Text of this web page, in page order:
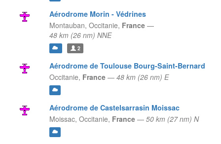
Aérodrome Morin - Védrines
Montauban, Occitanie, France —
48 km (26 nm) NNE
2
Aérodrome de Toulouse Bourg-Saint-Bernard
Occitanie, France — 48 km (26 nm) E
Aérodrome de Castelsarrasin Moissac
Moissac, Occitanie, France — 50 km (27 nm) N